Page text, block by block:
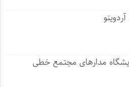
مدارهای مجتمع خطی